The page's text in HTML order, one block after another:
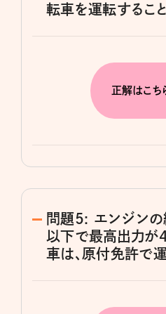
転車を運転すること
正解はこち
問題5: エンジン
以下で最高出力
車は、原付免許で運